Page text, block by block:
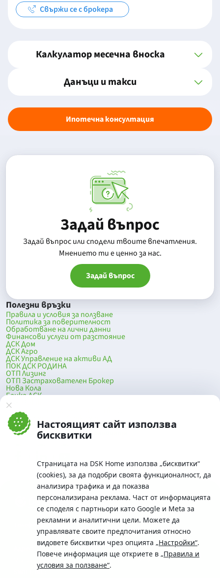
Настоящият сайт използва
бисквитки
Страницата на DSK Home използва „бисквитки“
(cookies), за да подобри своята функционалност, да
анализира трафика и да показва
персонализирана реклама. Част от информацията
се споделя с партньори като Google и Meta за
рекламни и аналитични цели. Можете да
управлявате своите предпочитания относно
видовете бисквитки чрез опцията „Настройки“.
Повече информация ще откриете в „Правила и
условия за ползване“.
Свържи се с брокера
Калкулатор месечна вноска
Данъци и такси
Ипотечна консултация
Задай въпрос
Задай въпрос или сподели твоите впечатления.
Mнението ти е ценно за нас.
Задай въпрос
Полезни връзки
Правила и условия за ползване
Политика за поверителност
Обработване на лични данни
Финансови услуги от разстояние
ДСК Дом
ДСК Агро
ДСК Управление на активи АД
ПОК ДСК РОДИНА
ОТП Лизинг
ОТП Застрахователен Брокер
Нова Кола
Банка ДСК
DSK Mobile
Оферти за продажба от Банка ДСК
Клонова мрежа и банкомати
До началото на страницата
Телефон:
0700 10 375 / *2375
Московска No.19 / ул. Г. Бенковски No. 5, София 1036
SWIFT/BIC: